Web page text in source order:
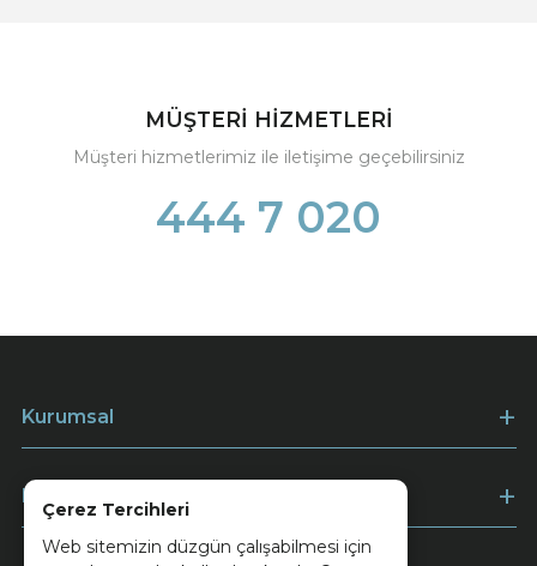
Çerez Tercihleri
Web sitemizin düzgün çalışabilmesi için
MÜŞTERİ HİZMETLERİ
Müşteri hizmetlerimiz ile iletişime geçebilirsiniz
444 7 020
Kurumsal
Müşteri Hizmetleri